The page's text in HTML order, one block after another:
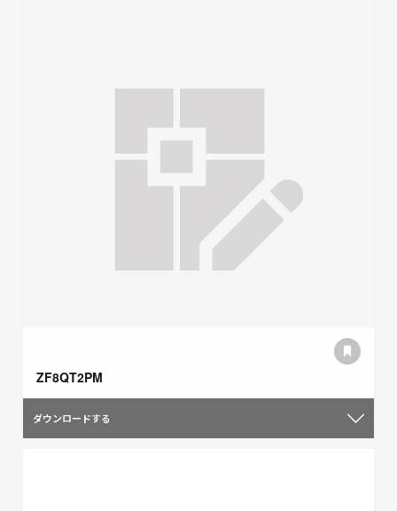
ZF8QT2PM
ダウンロードする